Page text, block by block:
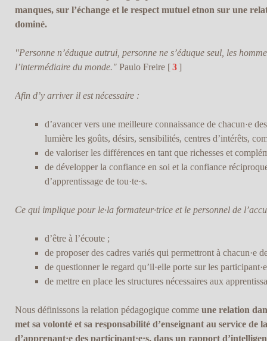
manques, sur l’échange et le respect mutuel etnon sur une
dominé.
"Personne n’éduque autrui, personne ne s’éduque seul, les
l’intermédiaire du monde."Paulo Freire[ 3 ]
Afin d’y arriver il est nécessaire :
d’avancer vers une meilleure connaissance de chacun·e
lumière les goûts, désirs, sensibilités, centres d’intérêts,
de valoriser les différences en tant que richesses et
de développer la confiance en soi et la confiance
d’apprentissage de tou·te·s.
Ce qui implique pour le·la formateur·trice et le personnel de
d’être à l’écoute ;
de proposer des cadres variés qui permettront à chacun·e
de questionner le regard qu’il·elle porte sur les
de mettre en place les structures nécessaires aux
Nous définissons la relation pédagogique comme une relation
met sa volonté et sa responsabilité d’enseignant au service de
d’apprenant·e des participant·e·s, dans un rapport